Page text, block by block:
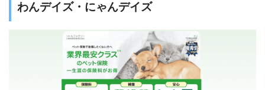
わんデイズ・にゃんデイズ